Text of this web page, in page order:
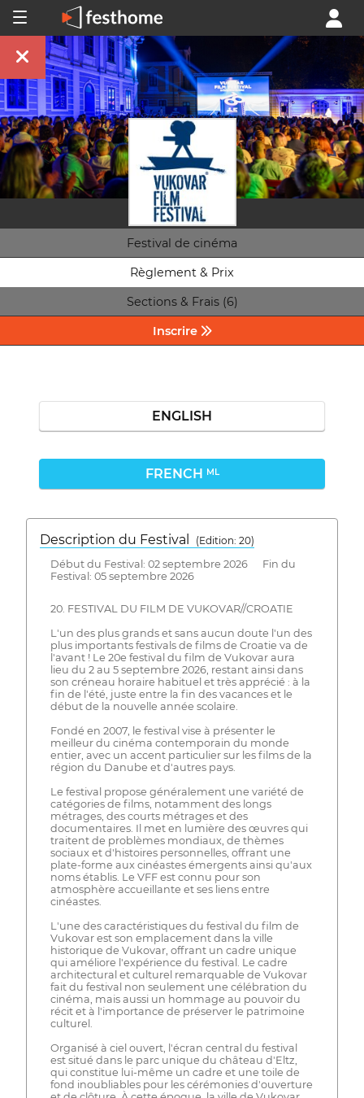
Festival de cinéma
Règlement & Prix
Sections & Frais (6)
Inscrire
ENGLISH
FRENCH ML
Description du Festival
( Edition: 20)
Début du Festival: 02 septembre 2026 Fin du
Festival: 05 septembre 2026
20. FESTIVAL DU FILM DE VUKOVAR//CROATIE
L'un des plus grands et sans aucun doute l'un des
plus importants festivals de films de Croatie va de
l'avant ! Le 20e festival du film de Vukovar aura
lieu du 2 au 5 septembre 2026, restant ainsi dans
son créneau horaire habituel et très apprécié : à la
fin de l'été, juste entre la fin des vacances et le
début de la nouvelle année scolaire.
Fondé en 2007, le festival vise à présenter le
meilleur du cinéma contemporain du monde
entier, avec un accent particulier sur les films de la
région du Danube et d'autres pays.
Le festival propose généralement une variété de
catégories de films, notamment des longs
métrages, des courts métrages et des
documentaires. Il met en lumière des œuvres qui
traitent de problèmes mondiaux, de thèmes
sociaux et d'histoires personnelles, offrant une
plate-forme aux cinéastes émergents ainsi qu'aux
noms établis. Le VFF est connu pour son
atmosphère accueillante et ses liens entre
cinéastes.
L'une des caractéristiques du festival du film de
Vukovar est son emplacement dans la ville
historique de Vukovar, offrant un cadre unique
qui améliore l'expérience du festival. Le cadre
architectural et culturel remarquable de Vukovar
fait du festival non seulement une célébration du
cinéma, mais aussi un hommage au pouvoir du
récit et à l'importance de préserver le patrimoine
culturel.
Organisé à ciel ouvert, l'écran central du festival
est situé dans le parc unique du château d'Eltz,
qui constitue lui-même un cadre et une toile de
fond inoubliables pour les cérémonies d'ouverture